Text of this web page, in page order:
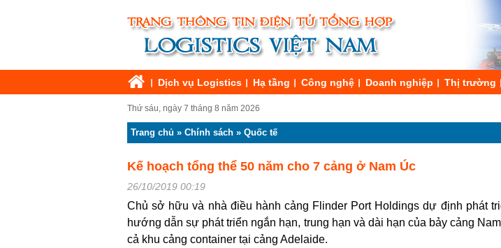
Dịch vụ Logistics Hạ tầng Công nghệ Doanh nghiệp Thị trường
Thứ sáu, ngày 7 tháng 8 năm 2026
Trang chủ » Chính sách » Quốc tế
Kế hoạch tổng thể 50 năm cho 7 cảng ở Nam Úc
26/10/2019 00:19
Chủ sở hữu và nhà điều hành cảng Flinder Port Holdings dự định phát
hướng dẫn sự phát triển ngắn hạn, trung hạn và dài hạn của bảy cảng
cả khu cảng container tại cảng Adelaide.